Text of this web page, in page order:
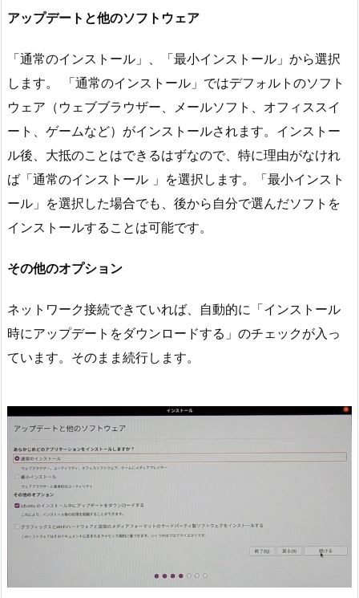
アップデートと他のソフトウェア
「通常のインストール」、「最小インストール」から選択
します。 「通常のインストール」ではデフォルトのソフト
ウェア（ウェブブラウザー、メールソフト、オフィススイ
ート、ゲームなど）がインストールされます。インストー
ル後、大抵のことはできるはずなので、特に理由がなけれ
ば「通常のインストール 」を選択します。「最小インスト
ール」を選択した場合でも、後から自分で選んだソフトを
インストールすることは可能です。
その他のオプション
ネットワーク接続できていれば、自動的に「インストール
時にアップデートをダウンロードする」のチェックが入っ
ています。そのまま続行します。